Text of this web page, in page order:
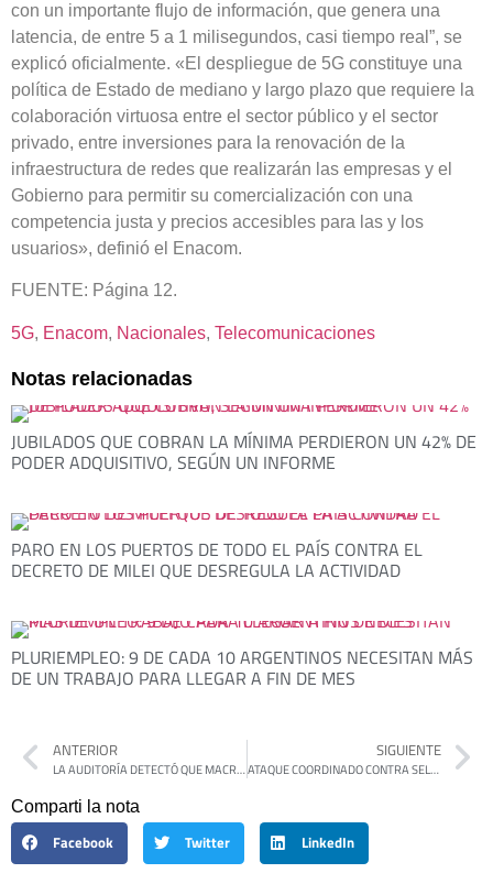
con un importante flujo de información, que genera una
latencia, de entre 5 a 1 milisegundos, casi tiempo real”, se
explicó oficialmente. «El despliegue de 5G constituye una
política de Estado de mediano y largo plazo que requiere la
colaboración virtuosa entre el sector público y el sector
privado, entre inversiones para la renovación de la
infraestructura de redes que realizarán las empresas y el
Gobierno para permitir su comercialización con una
competencia justa y precios accesibles para las y los
usuarios», definió el Enacom.
FUENTE: Página 12.
5G, Enacom, Nacionales, Telecomunicaciones
Notas relacionadas
JUBILADOS QUE COBRAN LA MÍNIMA PERDIERON UN 42% DE
PODER ADQUISITIVO, SEGÚN UN INFORME
PARO EN LOS PUERTOS DE TODO EL PAÍS CONTRA EL
DECRETO DE MILEI QUE DESREGULA LA ACTIVIDAD
PLURIEMPLEO: 9 DE CADA 10 ARGENTINOS NECESITAN MÁS
DE UN TRABAJO PARA LLEGAR A FIN DE MES
ANTERIOR
LA AUDITORÍA DETECTÓ QUE MACRI VENDIÓ BIENES DEL ESTADO «POR DEBAJO DEL VALOR DEL MERCADO»
SIGUIENTE
ATAQUE COORDINADO CONTRA SELCI POR PARTE DE DELFINO Y DE FRANCESCO
Comparti la nota
Facebook Twitter LinkedIn